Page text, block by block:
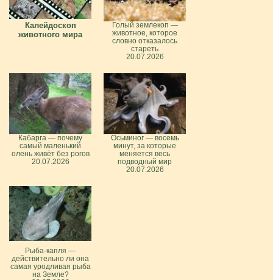
Калейдоскоп
животного мира
Голый землекоп —
животное, которое
словно отказалось
стареть
20.07.2026
Кабарга — почему
самый маленький
олень живёт без рогов
20.07.2026
Осьминог — восемь
минут, за которые
меняется весь
подводный мир
20.07.2026
Рыба-капля —
действительно ли она
самая уродливая рыба
на Земле?